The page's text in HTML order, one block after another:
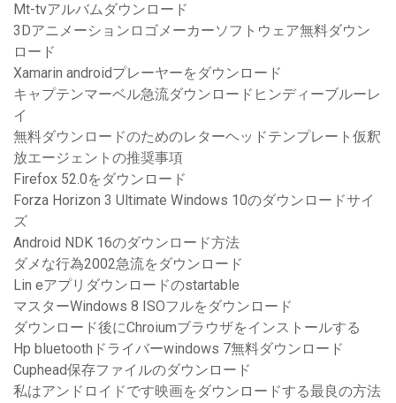
Mt-tvアルバムダウンロード
3Dアニメーションロゴメーカーソフトウェア無料ダウン
ロード
Xamarin androidプレーヤーをダウンロード
キャプテンマーベル急流ダウンロードヒンディーブルーレ
イ
無料ダウンロードのためのレターヘッドテンプレート仮釈
放エージェントの推奨事項
Firefox 52.0をダウンロード
Forza Horizo​​n 3 Ultimate Windows 10のダウンロードサイ
ズ
Android NDK 16のダウンロード方法
ダメな行為2002急流をダウンロード
Lin eアプリダウンロードのstartable
マスターWindows 8 ISOフルをダウンロード
ダウンロード後にChroiumブラウザをインストールする
Hp bluetoothドライバーwindows 7無料ダウンロード
Cuphead保存ファイルのダウンロード
私はアンドロイドです映画をダウンロードする最良の方法